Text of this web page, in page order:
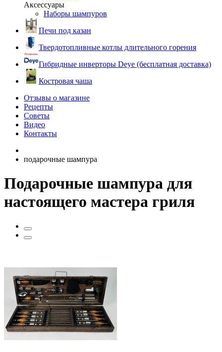
Аксессуары
Наборы шампуров
Печи под казан
Твердотопливные котлы длительного горения
Гибридные инверторы Deye (бесплатная доставка)
Костровая чаша
Отзывы о магазине
Рецепты
Советы
Видео
Контакты
подарочные шампура
Подарочные шампура для
настоящего мастера гриля